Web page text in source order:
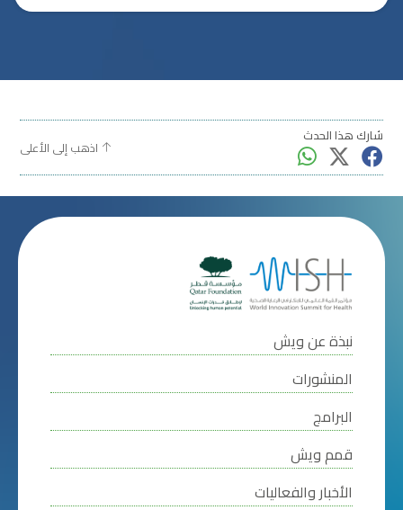
شارك هذا الحدث
اذهب إلى الأعلى
نبذة عن ويش
المنشورات
البرامج
قمم ويش
الأخبار والفعاليات